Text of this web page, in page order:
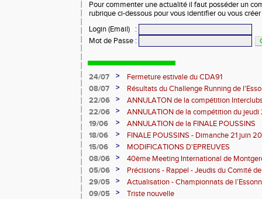
Pour commenter une actualité il faut posséder un
rubrique ci-dessous pour vous identifier ou vous
Login (Email)
:
Mot de Passe :
24/07 >
Fermeture estivale du CDA91
08/07
>
Résultats du Challenge Running de
12 07 2026)
22/06 >
ANNULATON de la compétition
juin
22/06 >
ANNULATION de la compétition du jeudi
19/06
>
ANNULATION de la FINALE POUSSINS
18/06
>
FINALE POUSSINS - Dimanche 21 juin
15/06
>
MODIFICATIONS D'EPREUVES
08/06
>
40ème Meeting International de
05/06
>
Précisions - Rappel - Jeudis du Comité
29/05
>
Actualisation - Championnats de
Montgeron
09/05 >
Triste nouvelle